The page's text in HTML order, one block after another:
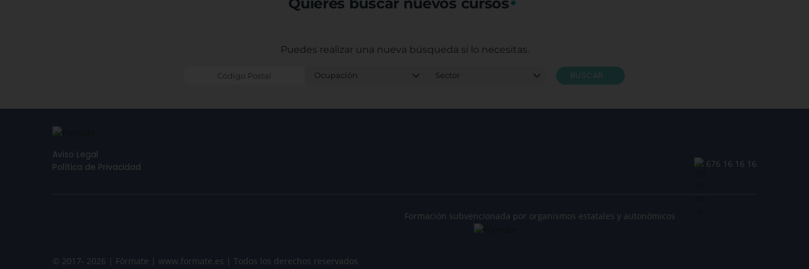
Puedes realizar una nueva búsqueda si lo necesitas.
BUSCAR
Aviso Legal
Política de Privacidad
676 16 16 16
© 2017- 2026 | Fórmate | www.formate.es | Todos los derechos reservados
Formación subvencionada por organismos estatales y autonómicos